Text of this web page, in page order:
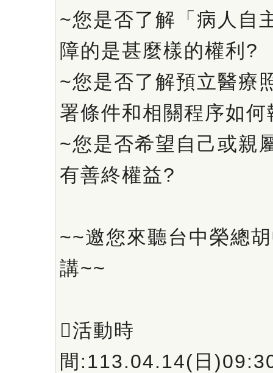
~您是否了解「病人自
障的是甚麼樣的權利?
~您是否了解預立醫療
署條件和相關程序如何
~您是否希望自己或親
有善終權益?
~~邀您來聽台中榮總
講~~
活動時
間:113.04.14(日